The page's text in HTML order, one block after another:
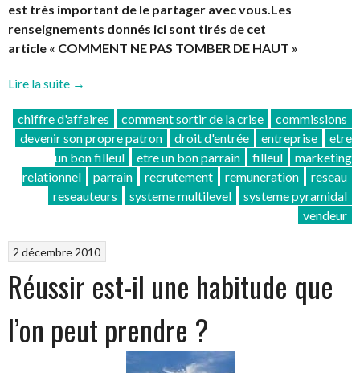
est très important de le partager avec vous.Les
renseignements donnés ici sont tirés de cet
article « COMMENT NE PAS TOMBER DE HAUT »
Lire la suite « Comment
pas
tomber
de
haut? »
→
chiffre d'affaires comment sortir de la crise
commissions
devenir son propre patron
droit d'entrée entreprise
etre
un bon filleul
etre un bon parrain filleul
marketing
relationnel
parrain recrutement remuneration
reseau
reseauteurs
systeme multilevel
systeme pyramidal
vendeur
2 décembre 2010
Réussir est-il une habitude que
l’on peut prendre ?